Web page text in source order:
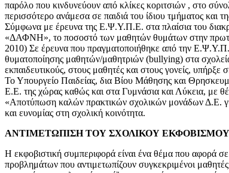
παρόλο που κινδυνεύουν από κλίκες κοριτσιών , στο
περισσότερο ανάμεσα σε παιδιά του ίδιου τμήματος και
Σύμφωνα με έρευνα της Ε.Ψ.Υ.Π.Ε. στα πλαίσια του
«ΔΑΦΝΗ», το ποσοστό των μαθητών θυμάτων στην
2010) Σε έρευνα που πραγματοποιήθηκε από την
θυματοποίησης μαθητών/μαθητριών (bullying) στα
εκπαιδευτικούς, στους μαθητές και στους γονείς,
Το Υπουργείο Παιδείας, δια Βίου Μάθησης και
Ε.Ε. της χώρας καθώς και στα Γυμνάσια και Λύκεια, με
«Αποτύπωση καλών πρακτικών σχολικών μονάδων Δ.Ε. για
και ευνομίας στη σχολική κοινότητα.
ΑΝΤΙΜΕΤΩΠΙΣΗ ΤΟΥ ΣΧΟΛΙΚΟΥ ΕΚΦΟΒΙΣΜΟΥ
Η εκφοβιστική συμπεριφορά είναι ένα θέμα που αφορά
προβλημάτων που αντιμετωπίζουν συγκεκριμένοι